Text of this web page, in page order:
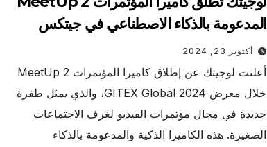
المدعومة بالذكاء الاصطناعي في جيتكس
2024
أكتوبر 23, 2024
أعلنت لوجيتك عن إطلاق كاميرا المؤتمرات MeetUp 2
خلال معرض GITEX Global 2024، والذي يمثل طفرة
جديدة في مجال مؤتمرات الفيديو لغرف الاجتماعات
الصغيرة. هذه الكاميرا الذكية والمدعومة بالذكاء